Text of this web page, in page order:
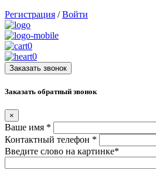
Регистрация / Войти
0
0
Заказать звонок
Заказать обратный звонок
×
Ваше имя *
Контактный телефон *
Введите слово на картинке*